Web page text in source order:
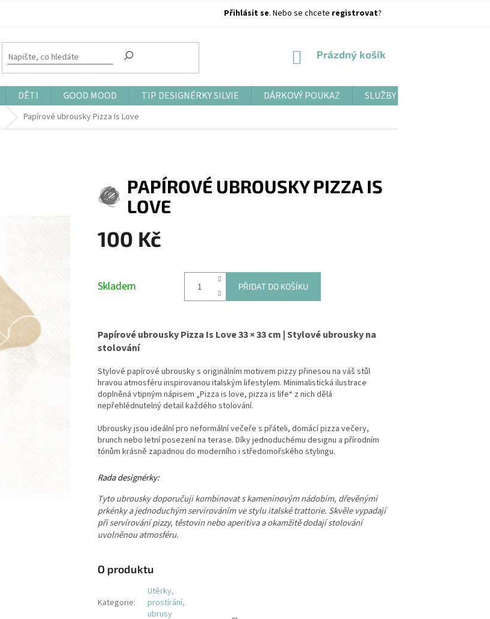
Přihlásit se. Nebo se chcete registrovat?
NÁKUPNÍ
Prázdný košík
DĚTI GOOD MOOD TIP DESIGNÉRKY SILVIE DÁRKOVÝ POUKAZ SLUŽBY
Papírové ubrousky Pizza Is Love
PAPÍROVÉ UBROUSKY PIZZA IS
LOVE
100 Kč
Skladem PŘIDAT DO KOŠÍKU
Papírové ubrousky Pizza Is Love 33 × 33 cm | Stylové ubrousky na
stolování
Stylové papírové ubrousky s originálním motivem pizzy přinesou na váš stůl
hravou atmosféru inspirovanou italským lifestylem. Minimalistická ilustrace
doplněná vtipným nápisem „Pizza is love, pizza is life“ z nich dělá
nepřehlédnutelný detail každého stolování.
Ubrousky jsou ideální pro neformální večeře s přáteli, domácí pizza večery,
brunch nebo letní posezení na terase. Díky jednoduchému designu a přírodním
tónům krásně zapadnou do moderního i středomořského stylingu.
Rada designérky:
Tyto ubrousky doporučuji kombinovat s kameninovým nádobím, dřevěnými
prkénky a jednoduchým servírováním ve stylu italské trattorie. Skvěle vypadají
při servírování pizzy, těstovin nebo aperitiva a okamžitě dodají stolování
uvolněnou atmosféru.
O produktu
Kategorie:
Utěrky,
prostírání,
ubrusy